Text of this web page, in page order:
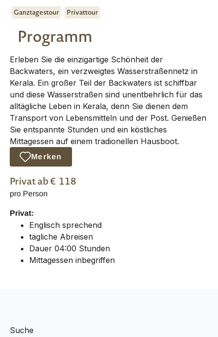
Ganztagestour Privattour
Programm
Erleben Sie die einzigartige Schönheit der
Backwaters, ein verzweigtes Wasserstraßennetz in
Kerala. Ein großer Teil der Backwaters ist schiffbar
und diese Wasserstraßen sind unentbehrlich für das
alltägliche Leben in Kerala, denn Sie dienen dem
Transport von Lebensmitteln und der Post. Genießen
Sie entspannte Stunden und ein köstliches
Mittagessen auf einem tradionellen Hausboot.
Merken
Privatab € 118
pro Person
Privat:
Englisch sprechend
tägliche Abreisen
Dauer 04:00 Stunden
Mittagessen inbegriffen
Suche